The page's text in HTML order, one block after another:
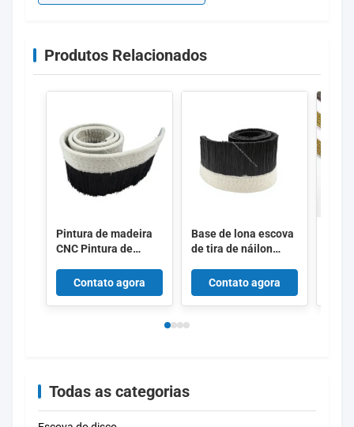
Produtos Relacionados
Pintura de madeira
CNC Pintura de
Pintura de canvas
com apoio de nylon
Pintura de vedação
Contato agora
Base de lona escova
de tira de náilon
de inicialização de
poeira, escova de
vedação de poeira
Contato agora
Todas as categorias